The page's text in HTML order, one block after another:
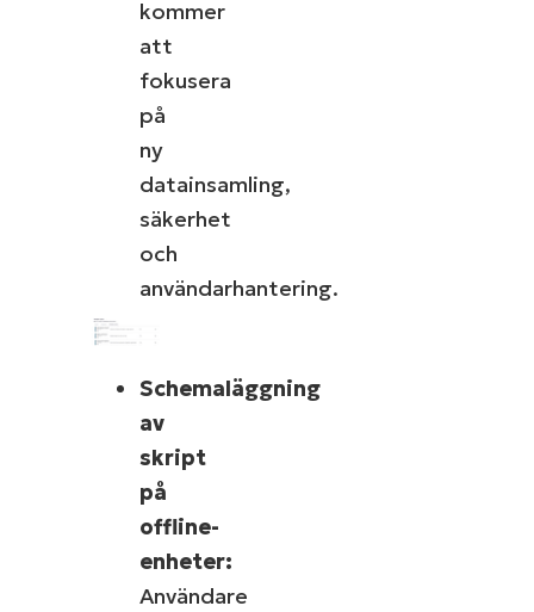
kommer
att
fokusera
på
ny
datainsamling,
säkerhet
och
användarhantering.
Schemaläggning
av
skript
på
offline-
enheter:
Användare